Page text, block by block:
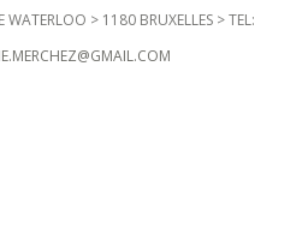
WATERLOO > 1180 BRUXELLES > TEL: